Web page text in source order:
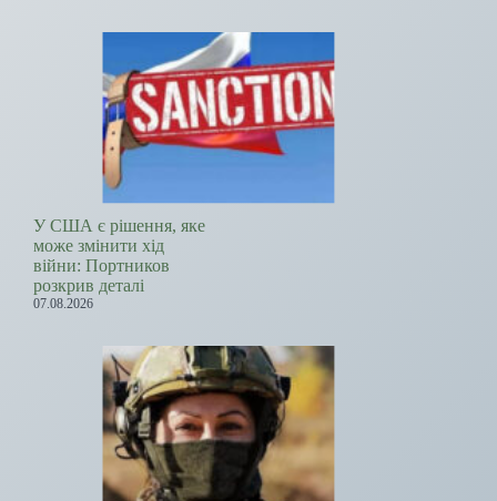
У США є рішення, яке
може змінити хід
війни: Портников
розкрив деталі
07.08.2026